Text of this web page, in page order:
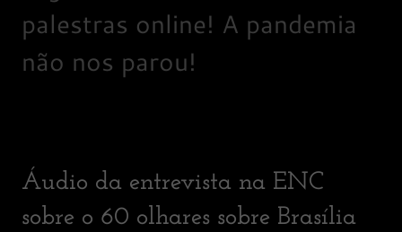
palestras online! A pandemia
não nos parou!
Áudio da entrevista na ENC
sobre o 60 olhares sobre Brasília